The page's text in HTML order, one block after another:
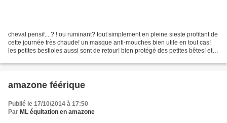
cheval pensif....? ! ou ruminant? tout simplement en pleine sieste profitant de
cette journée très chaude! un masque anti-mouches bien utile en tout cas!
les petites bestioles aussi sont de retour! bien protégé des petites bêtes! et
amazone féérique
Publié le 17/10/2014 à 17:50
Par ML équitation en amazone